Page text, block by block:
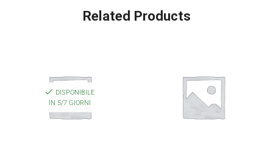
Related Products
DISPONIBILE
IN 5/7 GIORNI